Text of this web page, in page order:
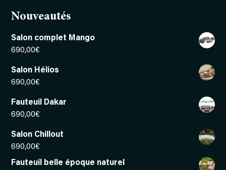
Nouveautés
Salon complet Mango
690,00€
Salon Hélios
690,00€
Fauteuil Dakar
690,00€
Salon Chillout
690,00€
Fauteuil belle époque naturel